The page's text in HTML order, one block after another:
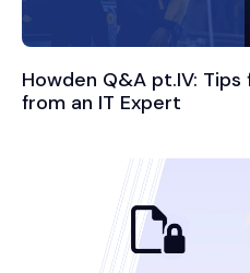
Howden Q&A pt.IV:
from an IT Expert